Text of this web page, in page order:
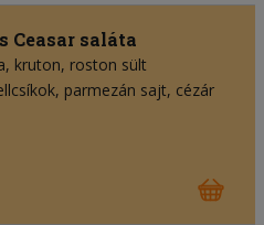
Ceasar saláta
kruton roston sült
parmezán sajt cézár